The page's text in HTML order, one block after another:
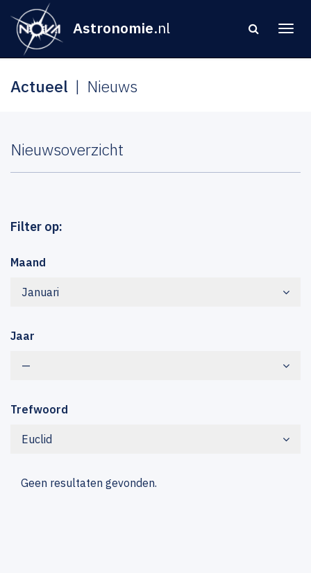
Astronomie.nl
Actueel Nieuws
Nieuwsoverzicht
Filter op:
Maand
Januari
Jaar
—
Trefwoord
Euclid
Geen resultaten gevonden.